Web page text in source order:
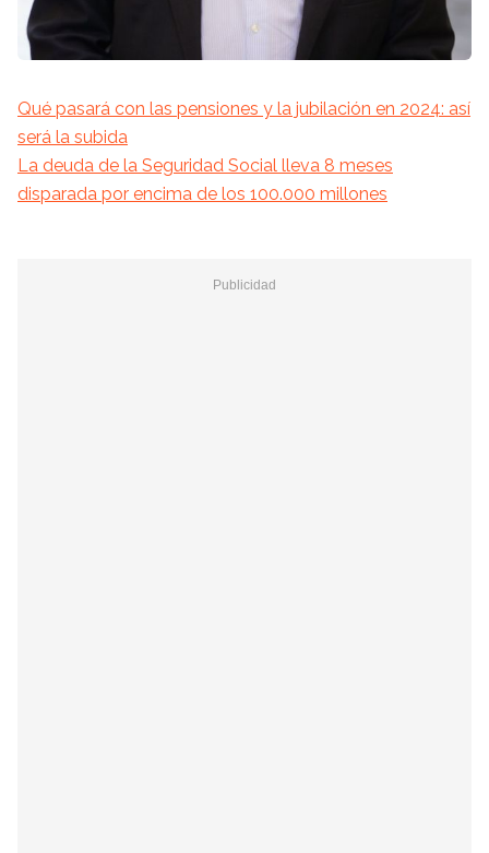
Qué pasará con las pensiones y la jubilación en 2024: así
será la subida
La deuda de la Seguridad Social lleva 8 meses
disparada por encima de los 100.000 millones